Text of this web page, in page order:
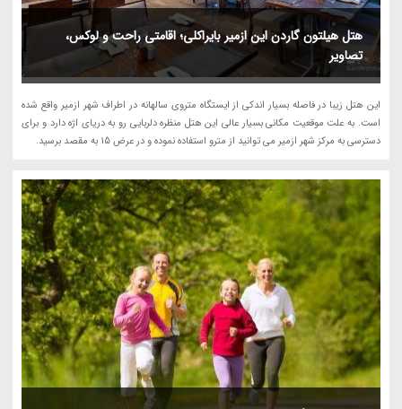
هتل هیلتون گاردن این ازمیر بایراکلی؛ اقامتی راحت و لوکس،
تصاویر
این هتل زیبا در فاصله بسیار اندکی از ایستگاه متروی سالهانه در اطراف شهر ازمیر واقع شده
است. به علت موقعیت مکانی بسیار عالی این هتل منظره دلربایی رو به دریای اژه دارد و برای
دسترسی به مرکز شهر ازمیر می توانید از مترو استفاده نموده و در عرض 15 به مقصد برسید.